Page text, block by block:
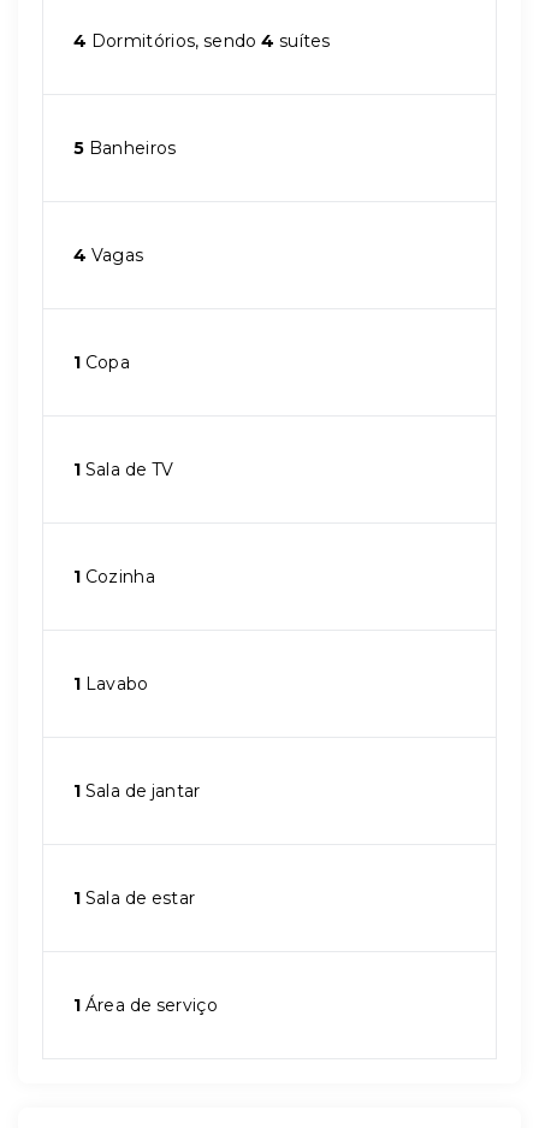
4 Dormitórios, sendo4 suítes
5 Banheiros
4 Vagas
1 Copa
1 Sala de TV
1 Cozinha
1 Lavabo
1 Sala de jantar
1 Sala de estar
1 Área de serviço